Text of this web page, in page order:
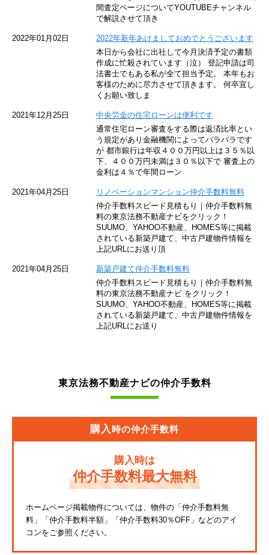
東京メトロ東西線
京王井の頭線
JR湘南新宿ライン
京王京王線
東京臨海高速鉄道
東急世田谷線
JR南武線
東武東上線
JR鶴見線
間査定ページについてYOUTUBEチャンネル
で解説させて頂き
2022年01月02日
2022年新年あけましておめでとうございます
本日から会社に出社して今月決済予定の書類
作成に忙殺されています（泣） 登記申請は司
法書士でもある私が全て担当予定。 本年もお
客様のために尽力させて頂きます。 何卒宜し
くお願い致しま
2021年12月25日
中央労金の住宅ローンは便利です
通常住宅ローン審査をする際は返済比率とい
う規定があり金融機関によってバラバラです
が 都市銀行は年収４００万円以上は３５％以
下、４００万円未満は３０％以下で 審査上の
金利は４％で年間ローン
2021年04月25日
リノベーションマンション仲介手数料無料
仲介手数料スピード見積もり｜仲介手数料無
料の東京法務不動産ナビをクリック！
SUUMO、YAHOO不動産、HOMES等に掲載
されている新築戸建て、中古戸建物件情報を
上記URLにお送り頂
2021年04月25日
新築戸建て仲介手数料無料
仲介手数料スピード見積もり｜仲介手数料無
料の東京法務不動産ナビ をクリック！
SUUMO、YAHOO不動産、HOMES等に掲載
されている新築戸建て、中古戸建物件情報を
上記URLにお送り
東京法務不動産ナビの仲介手数料
購入時の仲介手数料
購入時は
仲介手数料最大無料
ホームページ掲載物件については、物件の「仲介手数料無
料」
「仲介手数料半額」「仲介手数料30％OFF」などのアイ
コンをご参照ください。